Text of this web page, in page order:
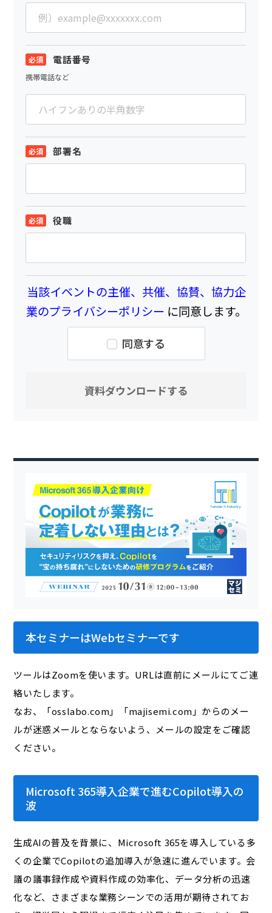
電話番号
携帯電話など
部署名
役職
当該イベントの主催、共催、協賛、協力企
業のプライバシーポリシー に同意します。
同意する
本セミナーはWebセミナーです
ツールはZoomを使います。URLは直前にメールにてご連
絡いたします。
なお、「osslabo.com」「majisemi.com」からのメー
ルが迷惑メールとならないよう、メールの設定をご確認
ください。
Microsoft 365導入企業で進むCopilot導入の
波
生成AIの普及を背景に、Microsoft 365を導入している多
くの企業でCopilotの追加導入が急速に進んでいます。会
議の議事録作成や資料作成の効率化、データ分析の迅速
化など、さまざまな業務シーンでの活用が期待されてお